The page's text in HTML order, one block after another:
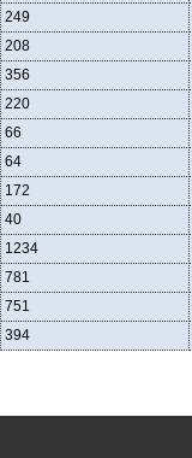
249
208
356
220
66
64
172
40
1234
781
751
394